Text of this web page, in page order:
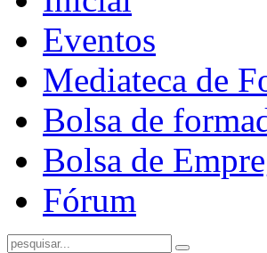
Eventos
Mediateca de
Bolsa de
Bolsa de
Fórum